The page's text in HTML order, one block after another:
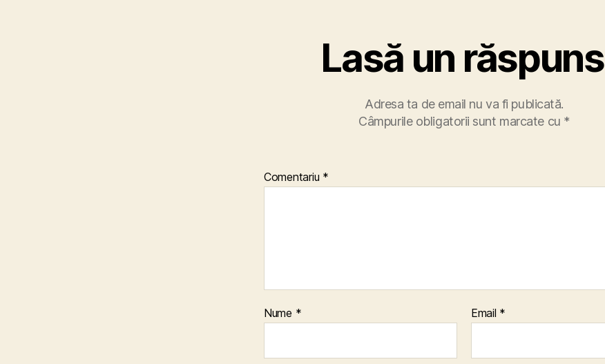
Lasă un răspuns
Adresa ta de email nu va fi publicată.
Câmpurile obligatorii sunt marcate cu *
Comentariu *
Nume * Email *